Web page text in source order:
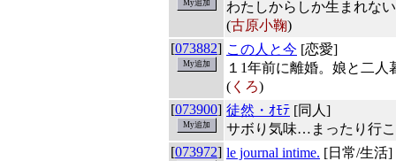
わたしからしか生まれな
(古原小鞠)
[073882] この人と今 [恋愛]
１1年前に離婚。娘と二
( くろ)
[073900] 徒然・ｵﾓﾃ [同人]
サボり気味…まったり行
[073972] le journal intime. [日常/生活]